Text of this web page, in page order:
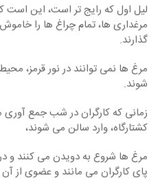
لیل اول که رایج تر است، این است
مرغداری ها، تمام چراغ ها را
گذارند.
مرغ ها نمی توانند در نور قرمز،
شوند.
زمانی که کارگران در شب جمع آوری
کشتارگاه، وارد سالن می شوند،
مرغ ها شروع به دویدن می کنند و
پای کارگران می مانند و عضوی از